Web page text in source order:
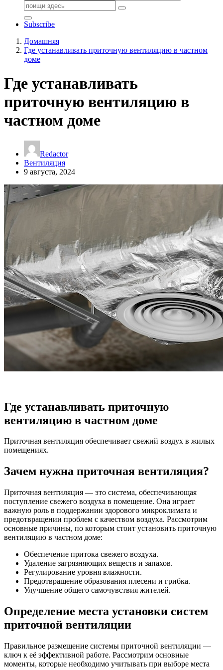
Поиск:
Subscribe
Домашняя
Где устанавливать приточную вентиляцию в частном
доме
Где устанавливать
приточную вентиляцию в
частном доме
Redactor
Вентиляция
9 августа, 2024
Где устанавливать приточную
вентиляцию в частном доме
Приточная вентиляция обеспечивает свежий воздух в жилых
помещениях.
Зачем нужна приточная вентиляция?
Приточная вентиляция — это система, обеспечивающая
поступление свежего воздуха в помещение. Она играет
важную роль в поддержании здорового микроклимата и
предотвращении проблем с качеством воздуха. Рассмотрим
основные причины, по которым стоит установить приточную
вентиляцию в частном доме:
Обеспечение притока свежего воздуха.
Удаление загрязняющих веществ и запахов.
Регулирование уровня влажности.
Предотвращение образования плесени и грибка.
Улучшение общего самочувствия жителей.
Определение места установки систем
приточной вентиляции
Правильное размещение системы приточной вентиляции —
ключ к её эффективной работе. Рассмотрим основные
моменты, которые необходимо учитывать при выборе места